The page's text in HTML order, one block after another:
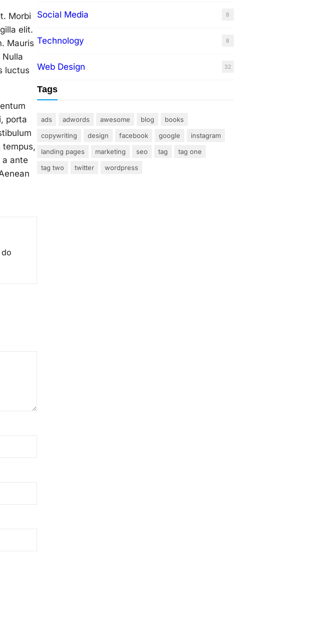
Morbi
elit.
Mauris
luctus
porta
tempus,
a ante
Social Media 8
Technology 8
Web Design 32
Tags
ads adwords awesome blog
books
copywriting
design facebook google
instagram
landing pages
marketing seo tag
tag one
tag two
twitter wordpress